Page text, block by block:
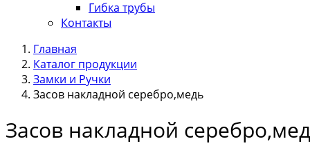
Гибка трубы
Контакты
Главная
Каталог продукции
Замки и Ручки
Засов накладной серебро,медь
Засов накладной